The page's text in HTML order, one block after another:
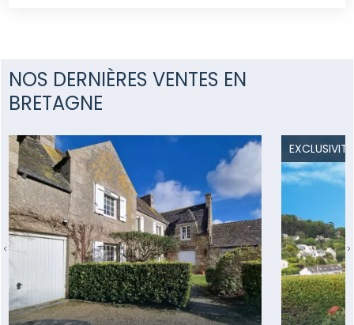
NOS DERNIÈRES VENTES EN
BRETAGNE
EXCLUSIVITÉ